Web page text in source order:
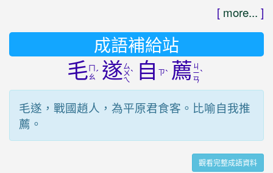
[ more... ]
成語補給站
毛 ㄠˊ 遂ㄙ
ㄨ
ㄟ
ˋ 自 ㄗˋ 薦 ㄐ
ㄧ
ㄢ
ˋ
毛遂，戰國趙人，為平原君食客。比喻自我推
薦。
觀看完整成語資料